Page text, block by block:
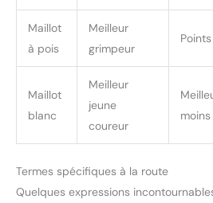
Maillot
à pois
Meilleur
grimpeur
Maillot
blanc
Meilleur
jeune
coureur
Termes spécifiques à la route
Quelques expressions